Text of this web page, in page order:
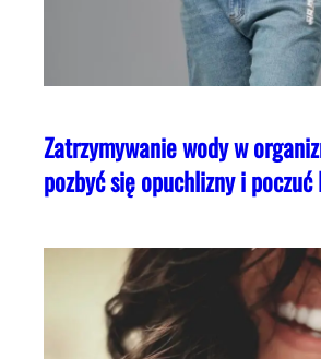
Zatrzymywanie wody w
pozbyć się opuchlizny i